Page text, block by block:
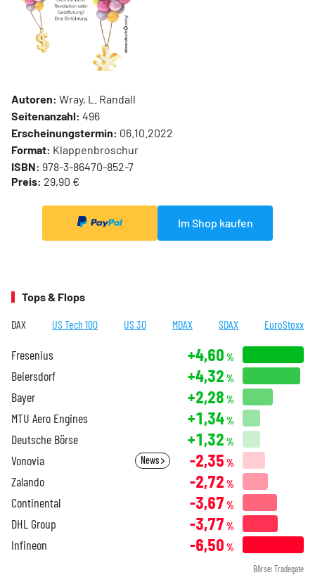
Autoren: Wray, L. Randall
Seitenanzahl: 496
Erscheinungstermin: 06.10.2022
Format: Klappenbroschur
ISBN: 978-3-86470-852-7
Preis: 29,90 €
Im Shop kaufen
Tops & Flops
DAX US Tech 100 US 30 MDAX SDAX EuroStoxx
Fresenius +4,60 %
Beiersdorf +4,32 %
Bayer +2,28 %
MTU Aero Engines +1,34%
Deutsche Börse +1,32 %
Vonovia News -2,35 %
Zalando -2,72 %
Continental -3,67 %
DHL Group -3,77 %
Infineon -6,50 %
Börse: Tradegate